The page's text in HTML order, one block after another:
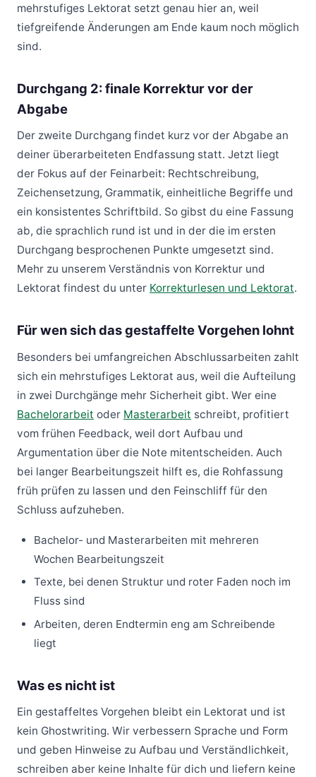
mehrstufiges Lektorat setzt genau hier an, weil
tiefgreifende Änderungen am Ende kaum noch möglich
sind.
Durchgang 2: finale Korrektur vor der
Abgabe
Der zweite Durchgang findet kurz vor der Abgabe an
deiner überarbeiteten Endfassung statt. Jetzt liegt
der Fokus auf der Feinarbeit: Rechtschreibung,
Zeichensetzung, Grammatik, einheitliche Begriffe und
ein konsistentes Schriftbild. So gibst du eine Fassung
ab, die sprachlich rund ist und in der die im ersten
Durchgang besprochenen Punkte umgesetzt sind.
Mehr zu unserem Verständnis von Korrektur und
Lektorat findest du unter Korrekturlesen und Lektorat.
Für wen sich das gestaffelte Vorgehen lohnt
Besonders bei umfangreichen Abschlussarbeiten zahlt
sich ein mehrstufiges Lektorat aus, weil die Aufteilung
in zwei Durchgänge mehr Sicherheit gibt. Wer eine
Bachelorarbeit oder Masterarbeit schreibt, profitiert
vom frühen Feedback, weil dort Aufbau und
Argumentation über die Note mitentscheiden. Auch
bei langer Bearbeitungszeit hilft es, die Rohfassung
früh prüfen zu lassen und den Feinschliff für den
Schluss aufzuheben.
Bachelor- und Masterarbeiten mit mehreren
Wochen Bearbeitungszeit
Texte, bei denen Struktur und roter Faden noch im
Fluss sind
Arbeiten, deren Endtermin eng am Schreibende
liegt
Was es nicht ist
Ein gestaffeltes Vorgehen bleibt ein Lektorat und ist
kein Ghostwriting. Wir verbessern Sprache und Form
und geben Hinweise zu Aufbau und Verständlichkeit,
schreiben aber keine Inhalte für dich und liefern keine